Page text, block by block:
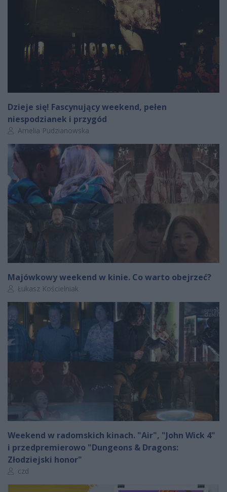
Dzieje się! Fascynujący weekend, pełen
niespodzianek i przygód
Autor artykułu:
Amelia Pudzianowska
Majówkowy weekend w kinie. Co warto obejrzeć?
Autor artykułu:
Łukasz Kościelniak
Weekend w radomskich kinach. "Air", "John Wick 4"
i przedpremierowo "Dungeons & Dragons:
Złodziejski honor"
Autor artykułu:
czd